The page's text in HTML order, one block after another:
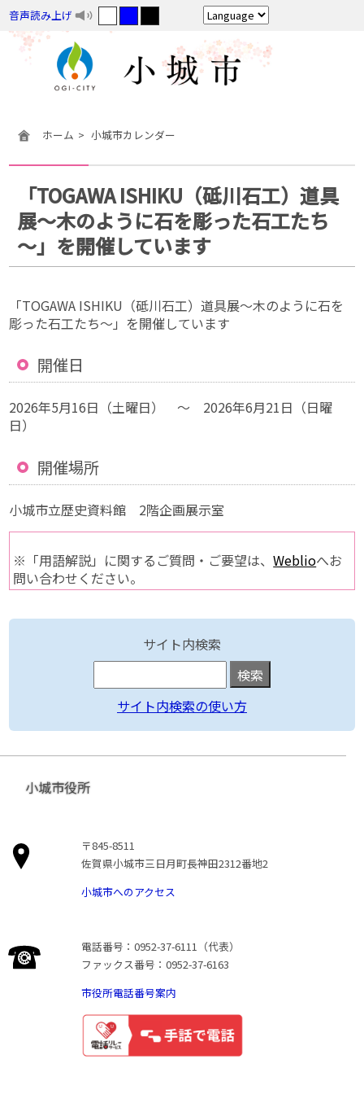
音声読み上げ
ホーム 小城市カレンダー
「TOGAWA ISHIKU（砥川石工）道具
展～木のように石を彫った石工たち
～」を開催しています
「TOGAWA ISHIKU（砥川石工）道具展～木のように石を
彫った石工たち～」を開催しています
開催日
2026年5月16日（土曜日） ～ 2026年6月21日（日曜
日）
開催場所
小城市立歴史資料館 2階企画展示室
※「用語解説」に関するご質問・ご要望は、Weblioへお
問い合わせください。
サイト内検索
サイト内検索の使い方
小城市役所
〒845-8511
佐賀県小城市三日月町長神田2312番地2
小城市へのアクセス
電話番号：0952-37-6111（代表）
ファックス番号：0952-37-6163
市役所電話番号案内